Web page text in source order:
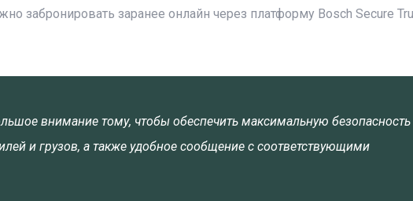
забронировать заранее онлайн через платформу Bosch Secure
внимание тому, чтобы обеспечить максимальную безопасность
и грузов, а также удобное сообщение с соответствующими